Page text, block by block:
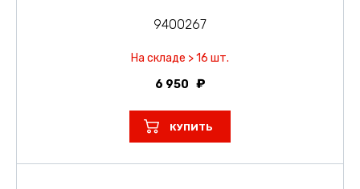
9400267
На складе > 16 шт.
6 950
КУПИТЬ